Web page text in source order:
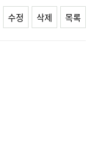
수정 삭제 목록